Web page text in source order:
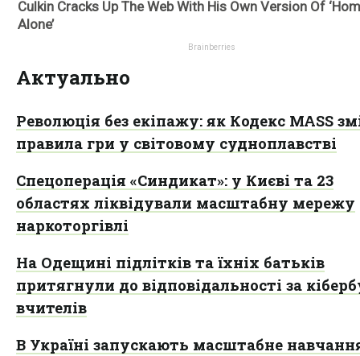
Актуально
Революція без екіпажу: як Кодекс MASS
правила гри у світовому судноплавстві
Спецоперація «Синдикат»: у Києві та 23
областях ліквідували масштабну мережу
наркоторгівлі
На Одещині підлітків та їхніх батьків
притягнули до відповідальності за
вчителів
В Україні запускають масштабне